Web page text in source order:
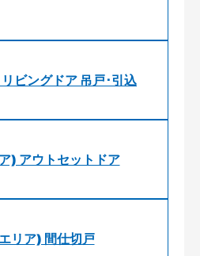
ビングドア 吊戸･引込
) アウトセットドア
リア) 間仕切戸